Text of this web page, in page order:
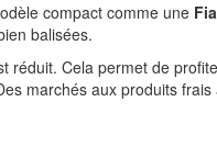
compact comme une
balisées.
réduit. Cela permet de
marchés aux produits